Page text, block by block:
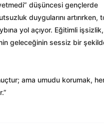
düşüncesi gençlerde
duygularını artırırken,
yol açıyor. Eğitimli işsizlik,
geleceğinin sessiz bir
ama umudu korumak,